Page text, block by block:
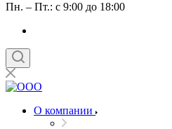
Пн. – Пт.: с 9:00 до 18:00
О компании